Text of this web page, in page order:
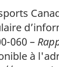
060 –
à